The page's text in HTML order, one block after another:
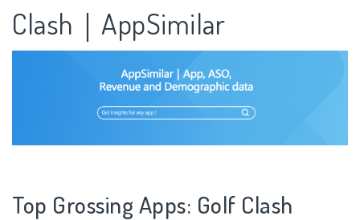
Clash｜AppSimilar
Top Grossing Apps: Golf Clash